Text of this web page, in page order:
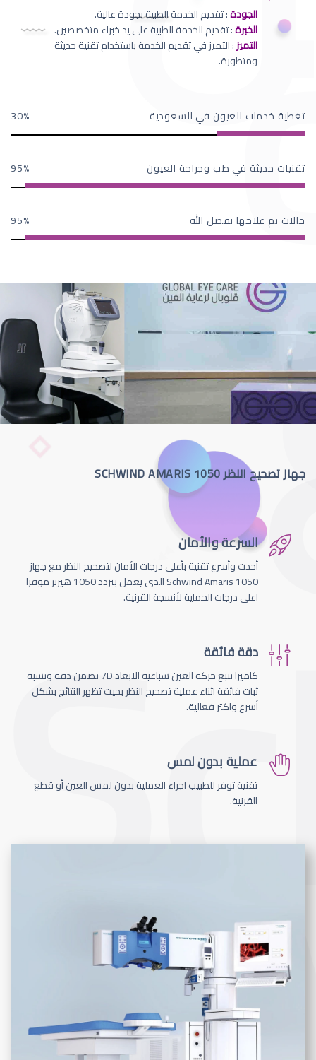
الجودة: تقديم الخدمة الطبية بجودة عالية.
الخبرة: تقديم الخدمة الطبية على يد خبراء متخصصين.
التميز: التميز في تقديم الخدمة باستخدام تقنية حديثة
ومتطورة.
تغطية خدمات العيون في السعودية 30
تقنيات حديثة في طب وجراحة العيون 95
حالات تم علاجها بفضل الله 95
جهاز تصحيح النظر SCHWIND AMARIS 1050
السرعة والأمان
أحدث وأسرع تقنية بأعلى درجات الأمان لتصحيج النظر مع جهاز
Schwind Amaris 1050 الذي يعمل بتردد 1050 هيرتز موفرا
اعلى درجات الحماية لأنسجة القرنية.
دقة فائقة
كاميرا تتبع حركة العين سباعية الابعاد 7D تضمن دقة ونسبة
ثبات فائقة اثناء عملية تصحيح النظر بحيث تظهر النتائج بشكل
أسرع واكثر فعالية.
عملية بدون لمس
تقنية توفر للطبيب اجراء العملية بدون لمس العين أو قطع
القرنية.